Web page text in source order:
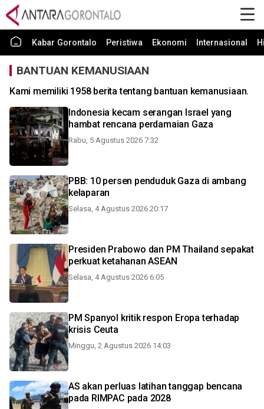
Kabar Gorontalo Peristiwa Ekonomi Internasional
BANTUAN KEMANUSIAAN
Kami memiliki 1958 berita tentang bantuan kemanusiaan.
Indonesia kecam serangan Israel yang
hambat rencana perdamaian Gaza
Rabu, 5 Agustus 2026 7:32
PBB: 10 persen penduduk Gaza di ambang
kelaparan
Selasa, 4 Agustus 2026 20:17
Presiden Prabowo dan PM Thailand sepakat
perkuat ketahanan ASEAN
Selasa, 4 Agustus 2026 6:05
PM Spanyol kritik respon Eropa terhadap
krisis Ceuta
Minggu, 2 Agustus 2026 14:03
AS akan perluas latihan tanggap bencana
pada RIMPAC pada 2028